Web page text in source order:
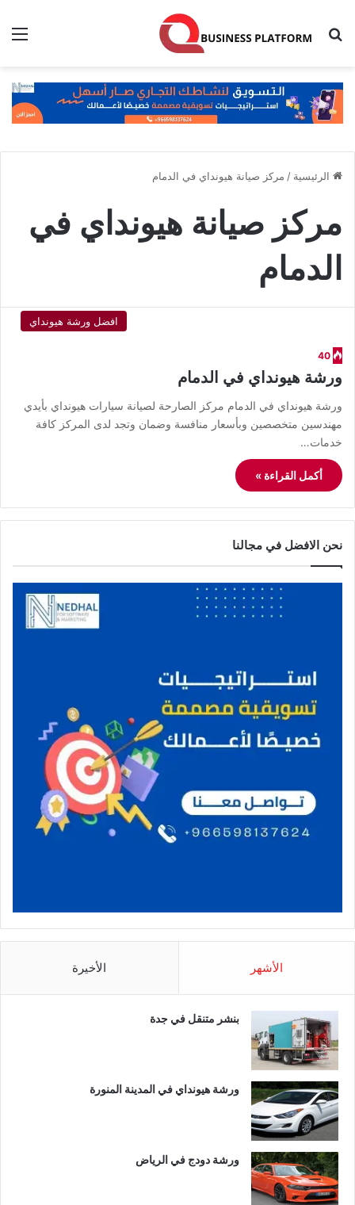
بحث عن
الرئيسية / مركز صيانة هيونداي في الدمام
مركز صيانة هيونداي في
الدمام
افضل ورشة هيونداي
40
ورشة هيونداي في الدمام
ورشة هيونداي في الدمام مركز الصارحة لصيانة سيارات هيونداي بأيدي
مهندسين متخصصين وبأسعار منافسة وضمان وتجد لدى المركز كافة
خدمات…
أكمل القراءة »
نحن الافضل في مجالنا
الأشهر الأخيرة
بنشر متنقل في جدة
ورشة هيونداي في المدينة المنورة
ورشة دودج في الرياض